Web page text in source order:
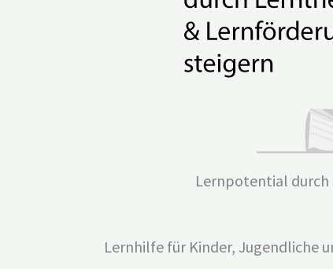
Lernpotential
Lernhilfe für Kinder, Jugendliche